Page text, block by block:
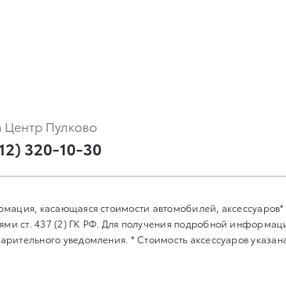
Центр Пулково
320-10-30
касающаяся стоимости автомобилей,
ст. 437 (2) ГК РФ. Для получения подробной
уведомления. * Стоимость аксессуаров